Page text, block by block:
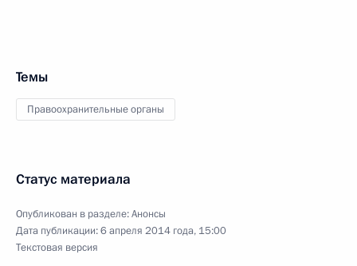
Темы
Правоохранительные органы
Статус материала
Опубликован в разделе:Анонсы
Дата публикации:6 апреля 2014 года, 15:00
Текстовая версия